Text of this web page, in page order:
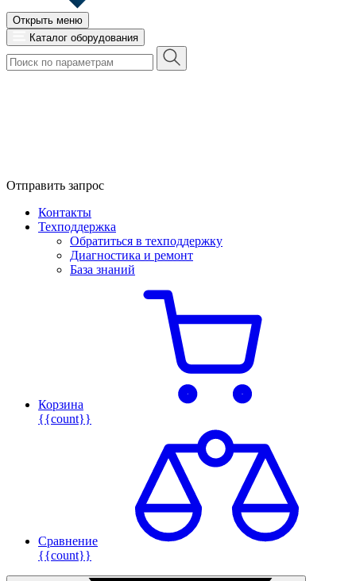
Открыть меню
Каталог оборудования
Отправить запрос
Контакты
Техподдержка
Обратиться в техподдержку
Диагностика и ремонт
База знаний
Корзина
{{count}}
Сравнение
{{count}}